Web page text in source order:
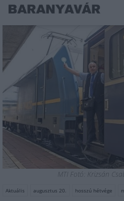
MTI Fotó: Krizsán
Aktuális augusztus 20. hosszú hétvége